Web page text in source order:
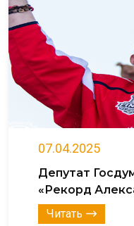
07.04.2025
Депутат
«Рекорд
Читать